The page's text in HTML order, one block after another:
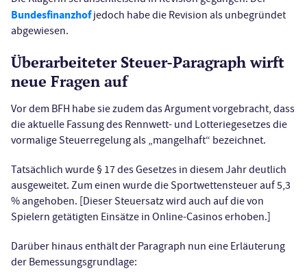
Bundesfinanzhofjedoch habe die Revision als unbegründet
abgewiesen.
Überarbeiteter Steuer-Paragraph wirft
neue Fragen auf
Vor dem BFH habe sie zudem das Argument vorgebracht, dass
die aktuelle Fassung des Rennwett- und Lotteriegesetzes die
vormalige Steuerregelung als „mangelhaft“ bezeichnet.
Tatsächlich wurde § 17 des Gesetzes in diesem Jahr deutlich
ausgeweitet. Zum einen wurde die Sportwettensteuer auf 5,3
% angehoben. [Dieser Steuersatz wird auch auf die von
Spielern getätigten Einsätze in Online-Casinos erhoben.]
Darüber hinaus enthält der Paragraph nun eine Erläuterung
der Bemessungsgrundlage: